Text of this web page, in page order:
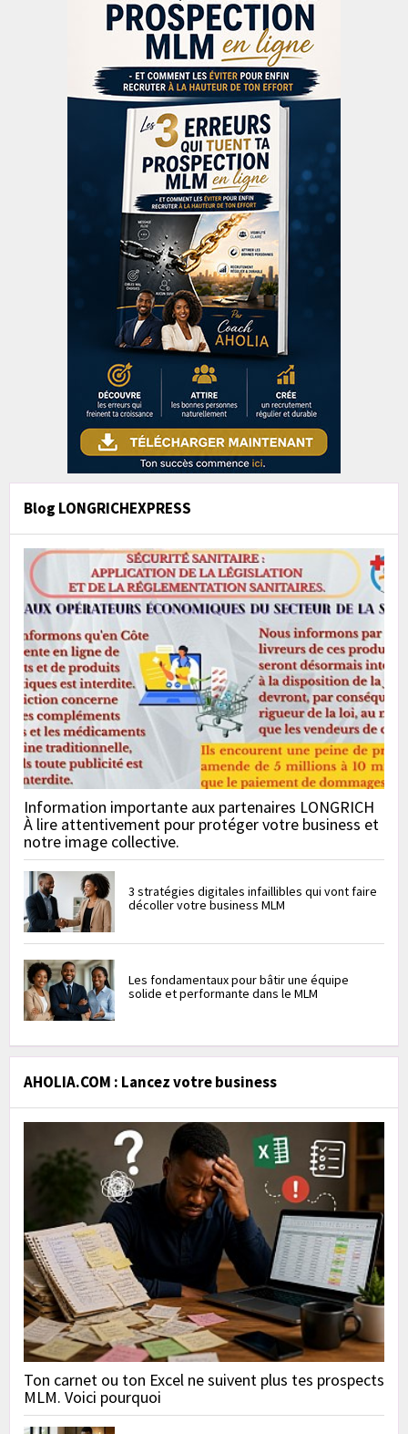
Blog LONGRICHEXPRESS
Information importante aux partenaires LONGRICH
À lire attentivement pour protéger votre business et
notre image collective.
3 stratégies digitales infaillibles qui vont faire
décoller votre business MLM
Les fondamentaux pour bâtir une équipe
solide et performante dans le MLM
AHOLIA.COM : Lancez votre business
Ton carnet ou ton Excel ne suivent plus tes prospects
MLM. Voici pourquoi